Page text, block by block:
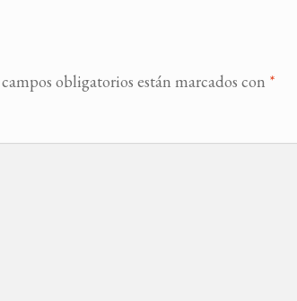
obligatorios están marcados con *